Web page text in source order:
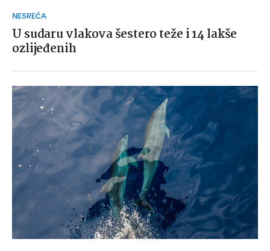
NESREĆA
U sudaru vlakova šestero teže i 14 lakše
ozlijeđenih